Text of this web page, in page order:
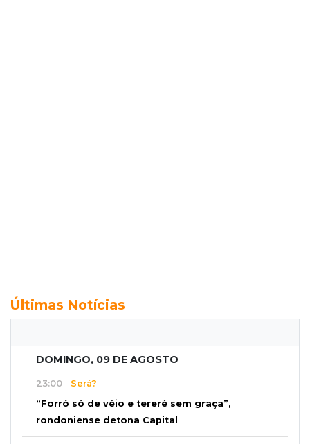
Últimas Notícias
DOMINGO, 09 DE AGOSTO
23:00 Será?
“Forró só de véio e tereré sem graça”,
rondoniense detona Capital